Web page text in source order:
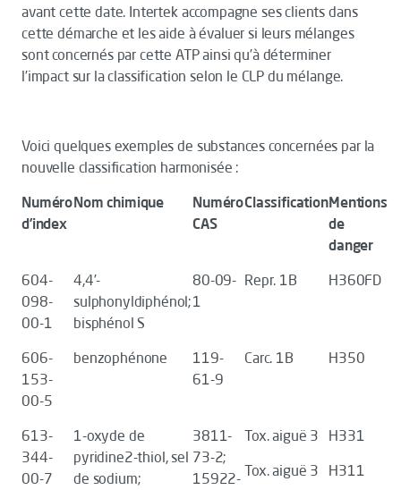
avant cette date. Intertek accompagne ses clients dans
cette démarche et les aide à évaluer si leurs mélanges
sont concernés par cette ATP ainsi qu’à déterminer
l’impact sur la classification selon le CLP du mélange.
Voici quelques exemples de substances concernées par la
nouvelle classification harmonisée :
Numéro
d’index
Nom chimique
Numéro
CAS
ClassificationMentions
de
danger
604-
098-
00-1
4,4’-
sulphonyldiphénol;
bisphénol S
80-09-
1
Repr. 1B H360FD
606-
153-
00-5
benzophénone
119-
61-9
Carc. 1B H350
613-
344-
00-7
1-oxyde de
pyridine2-thiol, sel
de sodium;
3811-
73-2;
15922-
Tox. aiguë 3
Tox. aiguë 3
H331
H311